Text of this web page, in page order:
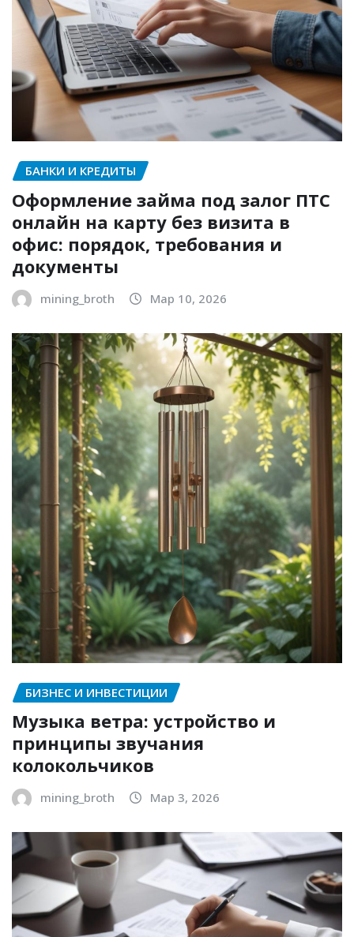
БАНКИ И КРЕДИТЫ
Оформление займа под залог ПТС
онлайн на карту без визита в
офис: порядок, требования и
документы
mining_broth Мар 10, 2026
БИЗНЕС И ИНВЕСТИЦИИ
Музыка ветра: устройство и
принципы звучания
колокольчиков
mining_broth Мар 3, 2026